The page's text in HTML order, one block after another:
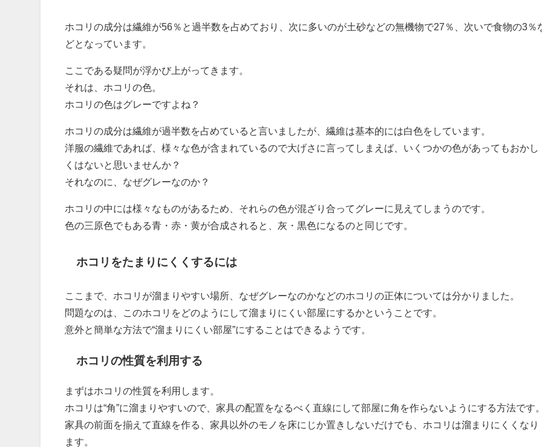
ホコリの成分は繊維が56％と過半数を占めており、次に多いのが土砂などの無機物で27％、次いで食物の3％
どとなっています。
ここである疑問が浮かび上がってきます。
それは、ホコリの色。
ホコリの色はグレーですよね？
ホコリの成分は繊維が過半数を占めていると言いましたが、繊維は基本的には白色をしています。
洋服の繊維であれば、様々な色が含まれているので大げさに言ってしまえば、いくつかの色があってもおかし
くはないと思いませんか？
それなのに、なぜグレーなのか？
ホコリの中には様々なものがあるため、それらの色が混ざり合ってグレーに見えてしまうのです。
色の三原色でもある青・赤・黄が合成されると、灰・黒色になるのと同じです。
ホコリをたまりにくくするには
ここまで、ホコリが溜まりやすい場所、なぜグレーなのかなどのホコリの正体については分かりました。
問題なのは、このホコリをどのようにして溜まりにくい部屋にするかということです。
意外と簡単な方法で“溜まりにくい部屋”にすることはできるようです。
ホコリの性質を利用する
まずはホコリの性質を利用します。
ホコリは“角”に溜まりやすいので、家具の配置をなるべく直線にして部屋に角を作らないようにする方法です
家具の前面を揃えて直線を作る、家具以外のモノを床にじか置きしないだけでも、ホコリは溜まりにくくなり
ます。